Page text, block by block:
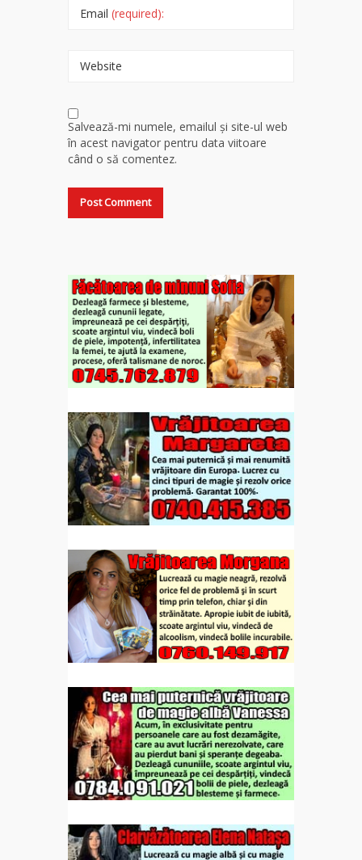
Email (required):
Website
Salvează-mi numele, emailul și site-ul web
în acest navigator pentru data viitoare
când o să comentez.